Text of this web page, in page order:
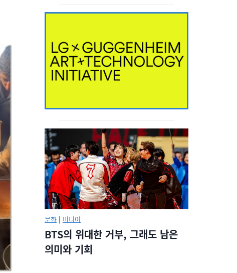
문화 | 미디어
BTS의 위대한 거부, 그래도 남은
의미와 기회